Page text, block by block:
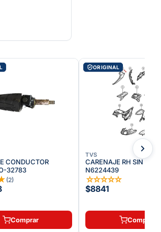
CONDUCTOR
32783
(2)
Comprar
ORIGINAL
TVS
CARENAJE RH SIN PINT
N6224439
☆☆☆☆☆
$8841
Comprar